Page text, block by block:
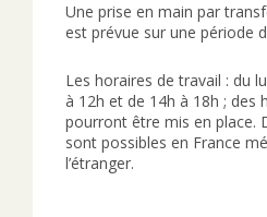
Une prise en main par
est prévue sur une période
Les horaires de travail : du
à 12h et de 14h à 18h ; des
pourront être mis en place.
sont possibles en France
l’étranger.